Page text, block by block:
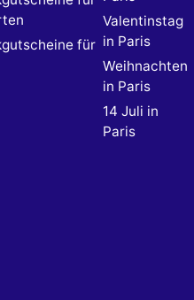
für
Valentinstag
in Paris
Weihnachten
in Paris
14 Juli in
Paris